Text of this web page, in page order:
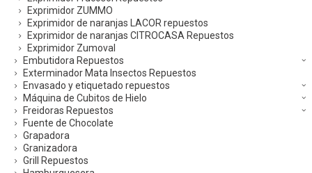
Exprimidor ZUMMO
Exprimidor de naranjas LACOR repuestos
Exprimidor de naranjas CITROCASA Repuestos
Exprimidor Zumoval
Embutidora Repuestos
Exterminador Mata Insectos Repuestos
Envasado y etiquetado repuestos
Máquina de Cubitos de Hielo
Freidoras Repuestos
Fuente de Chocolate
Grapadora
Granizadora
Grill Repuestos